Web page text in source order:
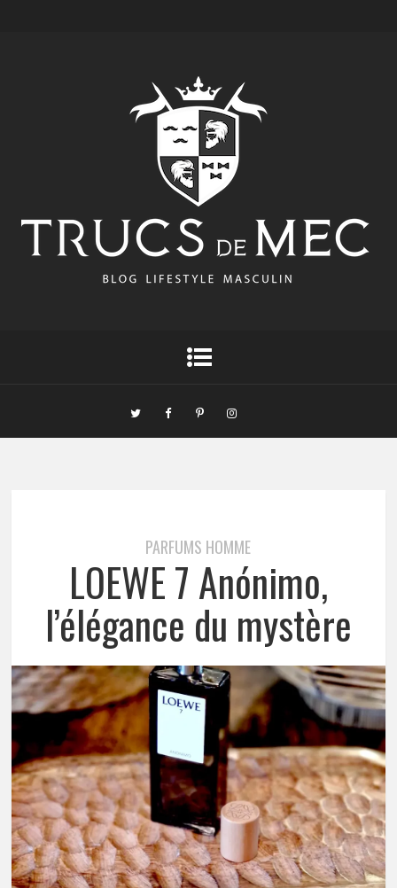
PARFUMS HOMME
LOEWE 7 Anónimo,
l’élégance du mystère